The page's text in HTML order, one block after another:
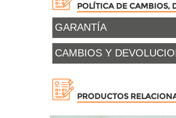
POLÍTICA DE CAMBIOS,
GARANTÍA
CAMBIOS Y
PRODUCTOS